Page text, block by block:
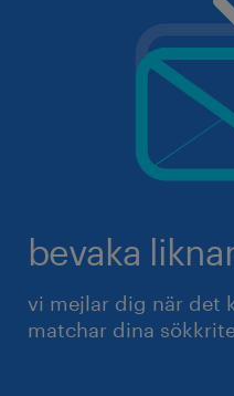
bevaka
vi mejlar dig när det
matchar dina